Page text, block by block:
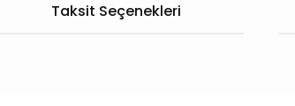
Taksit Seçenekleri